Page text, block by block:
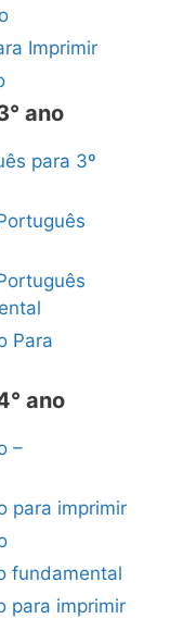
Imprimir
ano
para 3º
Para
ano
–
para imprimir
fundamental
para imprimir